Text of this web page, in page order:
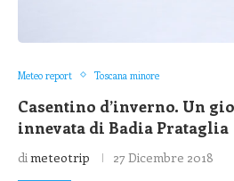
Meteo report Toscana minore
Casentino d’inverno. Un
innevata di Badia Prataglia
dimeteotrip 27 Dicembre 2018